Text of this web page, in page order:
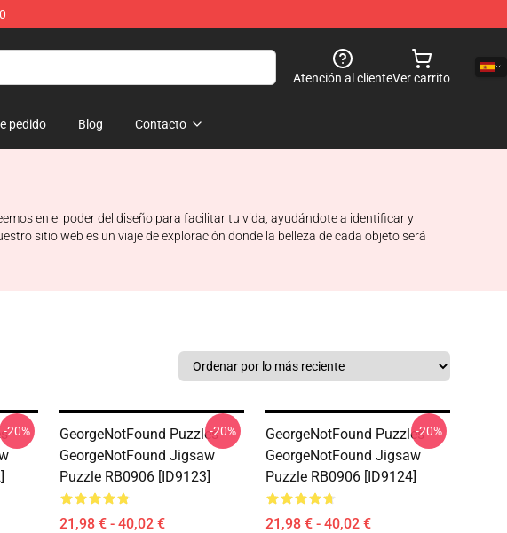
Atención al clienteVer carrito
pedido Blog Contacto
en el poder del diseño para facilitar tu vida, ayudándote a identificar y
sitio web es un viaje de exploración donde la belleza de cada objeto será
-
-20%
GeorgeNotFound Puzzles -
GeorgeNotFound Jigsaw
Puzzle RB0906 [ID9123]
21,98 € - 40,02 €
-20%
GeorgeNotFound Puzzles -
GeorgeNotFound Jigsaw
Puzzle RB0906 [ID9124]
21,98 € - 40,02 €
-20%